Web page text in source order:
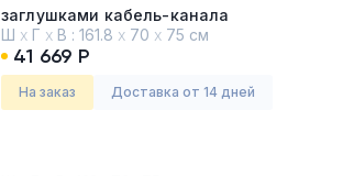
заглушками кабель-канала
Таксония медовая
Ш х Г х В : 161.8 х 70 х 75 см
41 669 Р
На заказ Доставка от 14 дней